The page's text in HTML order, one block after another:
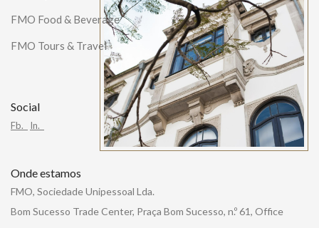
FMO Food & Beverage
FMO Tours & Travel
Social
Fb. In.
Onde estamos
FMO, Sociedade Unipessoal Lda.
Bom Sucesso Trade Center, Praça Bom Sucesso, n.º 61, Office